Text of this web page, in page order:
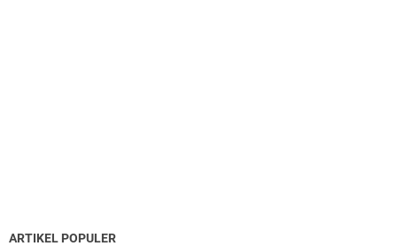
ARTIKEL POPULER